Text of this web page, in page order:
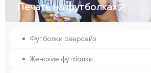
Печать на футболках
Футболки оверсайз
Женские футболки